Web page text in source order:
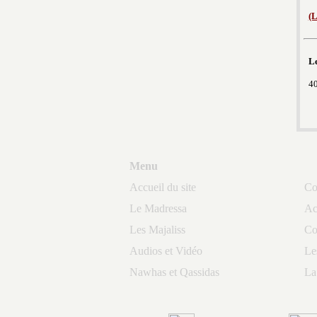
«
Menu
Accueil du site
Le Madressa
Les Majaliss
Audios et Vidéo
Nawhas et Qassidas